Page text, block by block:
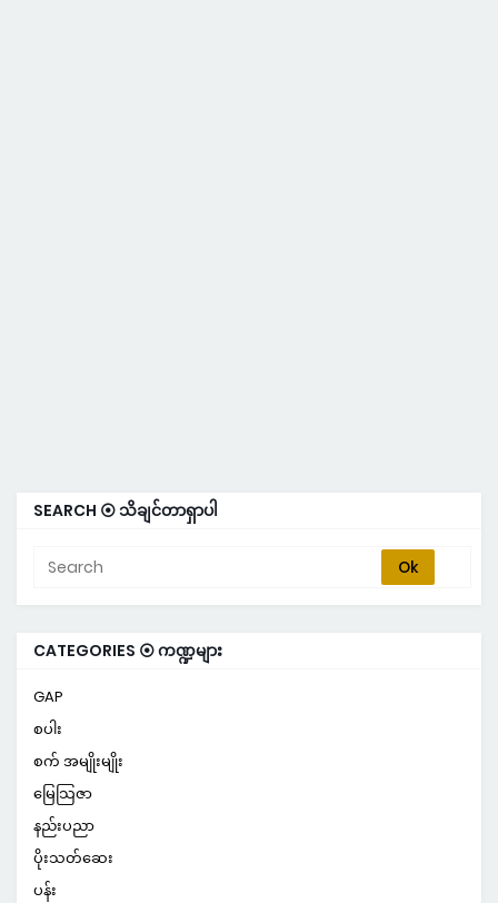
SEARCH ⦿ သိချင်တာရှာပါ
CATEGORIES ⦿ ကဏ္ဍများ
GAP
စပါး
စက် အမျိုးမျိုး
မြေသြဇာ
နည်းပညာ
ပိုးသတ်ဆေး
ပန်း